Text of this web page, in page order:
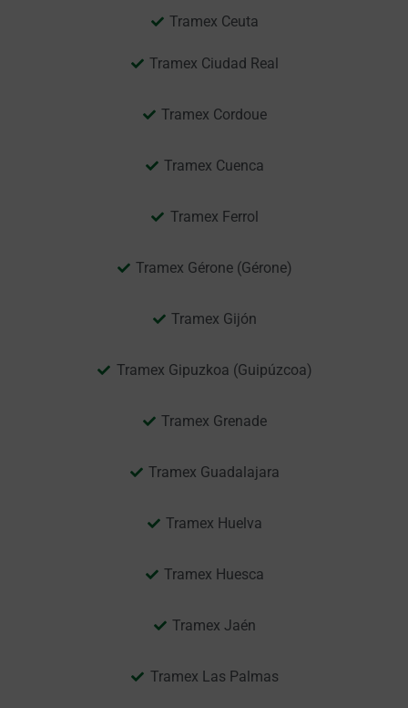
Tramex Ceuta
Tramex Ciudad Real
Tramex Cordoue
Tramex Cuenca
Tramex Ferrol
Tramex Gérone (Gérone)
Tramex Gijón
Tramex Gipuzkoa (Guipúzcoa)
Tramex Grenade
Tramex Guadalajara
Tramex Huelva
Tramex Huesca
Tramex Jaén
Tramex Las Palmas